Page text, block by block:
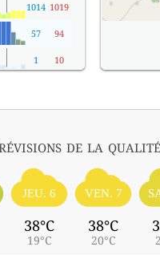
1014 1019
57 94
1 10
de la
JEU. 6
38°C
19°C
VEN. 7
38°C
20°C